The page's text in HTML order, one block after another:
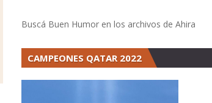
Buscá Buen Humor en los archivos de Ahira
CAMPEONES QATAR 2022